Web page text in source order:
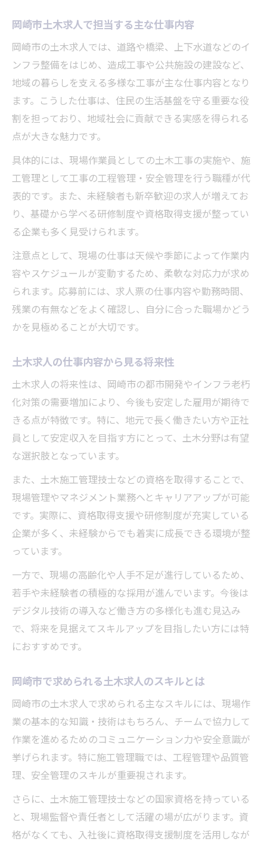
岡崎市土木求人で担当する主な仕事内容
岡崎市の土木求人では、道路や橋梁、上下水道などのイ
ンフラ整備をはじめ、造成工事や公共施設の建設など、
地域の暮らしを支える多様な工事が主な仕事内容となり
ます。こうした仕事は、住民の生活基盤を守る重要な役
割を担っており、地域社会に貢献できる実感を得られる
点が大きな魅力です。
具体的には、現場作業員としての土木工事の実施や、施
工管理として工事の工程管理・安全管理を行う職種が代
表的です。また、未経験者も新卒歓迎の求人が増えてお
り、基礎から学べる研修制度や資格取得支援が整ってい
る企業も多く見受けられます。
注意点として、現場の仕事は天候や季節によって作業内
容やスケジュールが変動するため、柔軟な対応力が求め
られます。応募前には、求人票の仕事内容や勤務時間、
残業の有無などをよく確認し、自分に合った職場かどう
かを見極めることが大切です。
土木求人の仕事内容から見る将来性
土木求人の将来性は、岡崎市の都市開発やインフラ老朽
化対策の需要増加により、今後も安定した雇用が期待で
きる点が特徴です。特に、地元で長く働きたい方や正社
員として安定収入を目指す方にとって、土木分野は有望
な選択肢となっています。
また、土木施工管理技士などの資格を取得することで、
現場管理やマネジメント業務へとキャリアアップが可能
です。実際に、資格取得支援や研修制度が充実している
企業が多く、未経験からでも着実に成長できる環境が整
っています。
一方で、現場の高齢化や人手不足が進行しているため、
若手や未経験者の積極的な採用が進んでいます。今後は
デジタル技術の導入など働き方の多様化も進む見込み
で、将来を見据えてスキルアップを目指したい方には特
におすすめです。
岡崎市で求められる土木求人のスキルとは
岡崎市の土木求人で求められる主なスキルには、現場作
業の基本的な知識・技術はもちろん、チームで協力して
作業を進めるためのコミュニケーション力や安全意識が
挙げられます。特に施工管理職では、工程管理や品質管
理、安全管理のスキルが重要視されます。
さらに、土木施工管理技士などの国家資格を持っている
と、現場監督や責任者として活躍の場が広がります。資
格がなくても、入社後に資格取得支援制度を活用しなが